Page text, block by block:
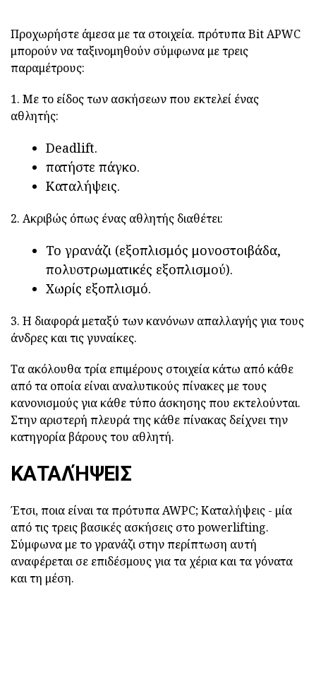
Προχωρήστε άμεσα με τα στοιχεία. πρότυπα Bit APWC
μπορούν να ταξινομηθούν σύμφωνα με τρεις
παραμέτρους:
1. Με το είδος των ασκήσεων που εκτελεί ένας
αθλητής:
Deadlift.
πατήστε πάγκο.
Καταλήψεις.
2. Ακριβώς όπως ένας αθλητής διαθέτει:
Το γρανάζι (εξοπλισμός μονοστοιβάδα,
πολυστρωματικές εξοπλισμού).
Χωρίς εξοπλισμό.
3. Η διαφορά μεταξύ των κανόνων απαλλαγής για τους
άνδρες και τις γυναίκες.
Τα ακόλουθα τρία επιμέρους στοιχεία κάτω από κάθε
από τα οποία είναι αναλυτικούς πίνακες με τους
κανονισμούς για κάθε τύπο άσκησης που εκτελούνται.
Στην αριστερή πλευρά της κάθε πίνακας δείχνει την
κατηγορία βάρους του αθλητή.
ΚΑΤΑΛΉΨΕΙΣ
Έτσι, ποια είναι τα πρότυπα AWPC; Καταλήψεις - μία
από τις τρεις βασικές ασκήσεις στο powerlifting.
Σύμφωνα με το γρανάζι στην περίπτωση αυτή
αναφέρεται σε επιδέσμους για τα χέρια και τα γόνατα
και τη μέση.